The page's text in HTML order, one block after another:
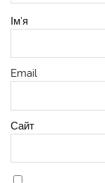
Ім'я
Email
Сайт